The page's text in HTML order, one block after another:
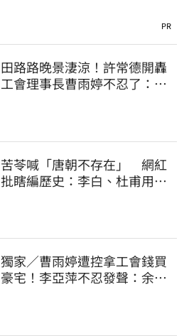
PR
田路路晚景淒涼！許常德開轟
工會理事長曹雨婷不忍了：別
苦苓喊「唐朝不存在」 網紅
批瞎編歷史：李白、杜甫用鮮
獨家／曹雨婷遭控拿工會錢買
豪宅！李亞萍不忍發聲：余天